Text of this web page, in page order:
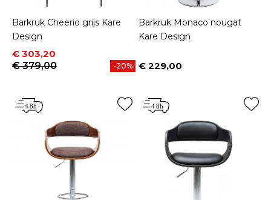
Barkruk Cheerio grijs Kare
Design
Prijs
€ 303,20
Normale prijs
€ 379,00
-20%
Barkruk Monaco nougat
Kare Design
Prijs
€ 229,00